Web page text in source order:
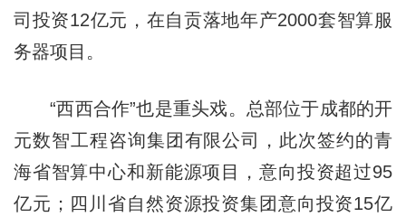
司投资12亿元，在自贡落地年产2000套智算服
务器项目。
“西西合作”也是重头戏。总部位于成都的开
元数智工程咨询集团有限公司，此次签约的青
海省智算中心和新能源项目，意向投资超过95
亿元；四川省自然资源投资集团意向投资15亿